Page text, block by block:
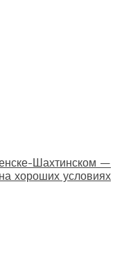
Шахтинском —
хороших условиях